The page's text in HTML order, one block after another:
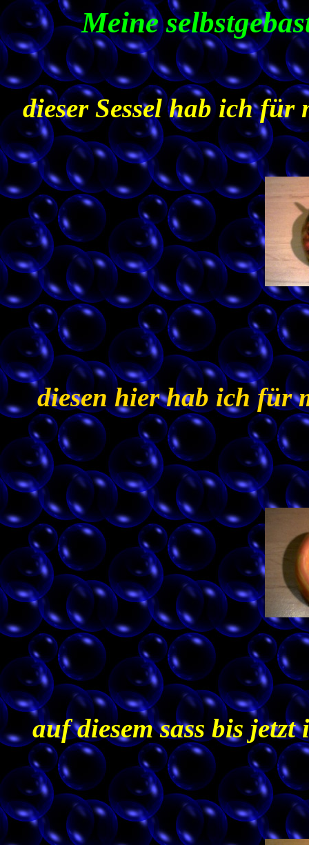
Meine
dieser Sessel hab ich
diesen hier hab ich für
auf diesem sass bis